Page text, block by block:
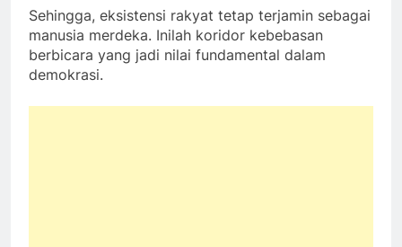
Sehingga, eksistensi rakyat tetap terjamin sebagai
manusia merdeka. Inilah koridor kebebasan
berbicara yang jadi nilai fundamental dalam
demokrasi.